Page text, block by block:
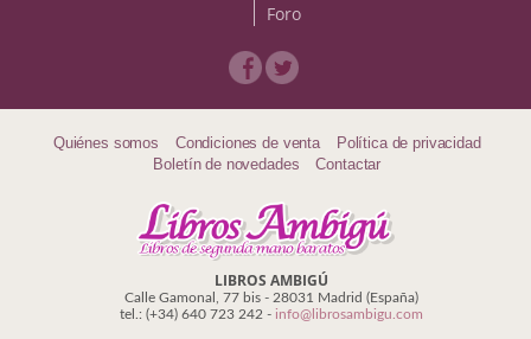
Foro
Quiénes somos Condiciones de venta
Política de privacidad
Boletín de novedades
Contactar
LIBROS AMBIGÚ
Calle Gamonal, 77 bis - 28031 Madrid (España)
tel.: (+34) 640 723 242 - info@librosambigu.com